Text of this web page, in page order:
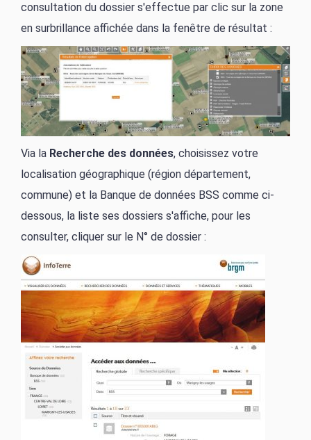
consultation du dossier s'effectue par clic sur la zone
en surbrillance affichée dans la fenêtre de résultat :
Via la Recherche des données, choisissez votre
localisation géographique (région département,
commune) et la Banque de données BSS comme ci-
dessous, la liste ses dossiers s'affiche, pour les
consulter, cliquer sur le N° de dossier :